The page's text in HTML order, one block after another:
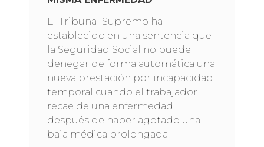
El Tribunal Supremo ha
establecido en una sentencia que
la Seguridad Social no puede
denegar de forma automática una
nueva prestación por incapacidad
temporal cuando el trabajador
recae de una enfermedad
después de haber agotado una
baja médica prolongada.